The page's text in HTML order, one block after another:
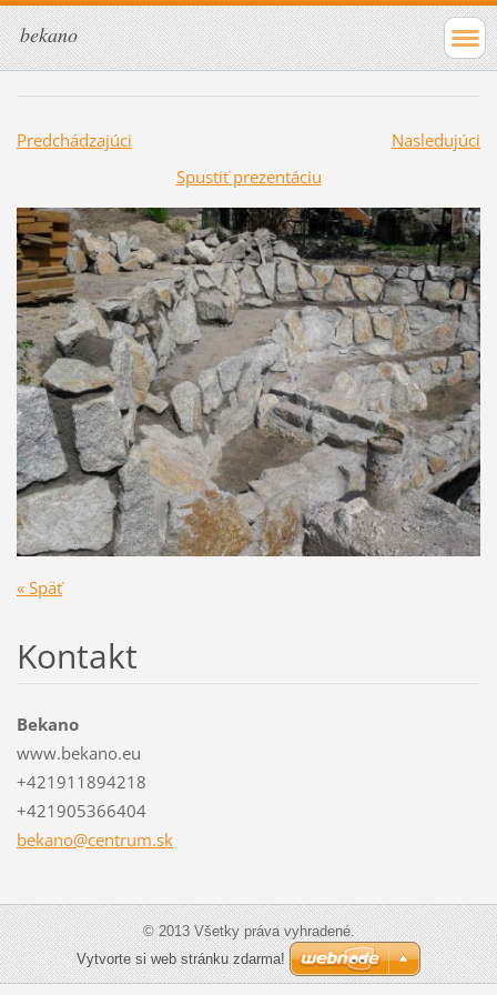
bekano
Predchádzajúci
Nasledujúci
Spustiť prezentáciu
« Späť
Kontakt
Bekano
www.bekano.eu
+421911894218
+421905366404
bekano@centrum.sk
© 2013 Všetky práva vyhradené.
Vytvorte si web stránku zdarma!